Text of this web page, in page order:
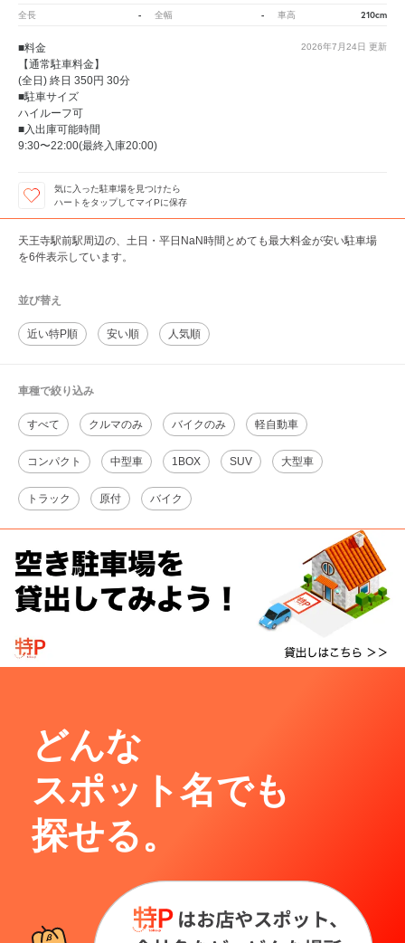
全長 - 全幅 - 車高 210cm
2026年7月24日 更新
■料金
【通常駐車料金】
(全日) 終日 350円 30分
■駐車サイズ
ハイルーフ可
■入出庫可能時間
9:30〜22:00(最終入庫20:00)
気に入った駐車場を見つけたら
ハートをタップしてマイPに保存
天王寺駅前駅周辺の、土日・平日NaN時間とめても最大料金が安い駐車場
を6件表示しています。
並び替え
近い特P順 安い順 人気順
車種で絞り込み
すべて クルマのみ バイクのみ 軽自動車
コンパクト 中型車 1BOX SUV 大型車
トラック 原付 バイク
どんな
スポット名でも
探せる。